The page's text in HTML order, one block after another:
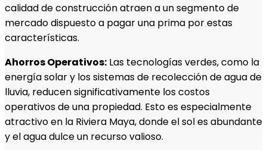
calidad de construcción atraen a un segmento de
mercado dispuesto a pagar una prima por estas
características.
Ahorros Operativos: Las tecnologías verdes, como la
energía solar y los sistemas de recolección de agua de
lluvia, reducen significativamente los costos
operativos de una propiedad. Esto es especialmente
atractivo en la Riviera Maya, donde el sol es abundante
y el agua dulce un recurso valioso.